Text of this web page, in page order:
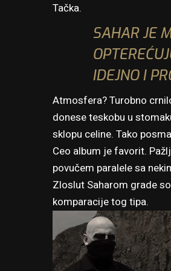
Tačka.
SAHAR JE
IDEJNO I
Atmosfera? Turobno
donese teskobu u
sklopu celine. Tako
Ceo album je favorit.
povučem paralele sa
Zloslut Saharom grade
komparacije tog tipa.